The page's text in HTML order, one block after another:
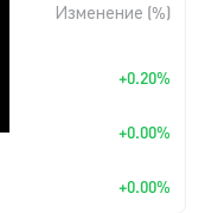
Изменение (%)
+0.20%
+0.00%
+0.00%